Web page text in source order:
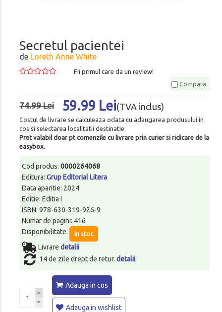
Secretul pacientei
de Loreth Anne White
Fii primul care da un review!
Compara
74.99 Lei 59.99 Lei(TVA inclus)
Costul de livrare se calculeaza odata cu adaugarea produsului in
cos si selectarea localitatii destinatie.
Pret valabil doar pt comenzile cu livrare prin curier si ridicare de la
easybox.
Cod produs: 0000264068
Editura: Grup Editorial Litera
Data aparitie: 2024
Editie: Editia I
ISBN: 978-630-319-926-9
Numar de pagini: 416
Disponibilitate:
In stoc
Livrare detalii
14 de zile drept de retur. detalii
Adauga in cos
Adauga in wishlist